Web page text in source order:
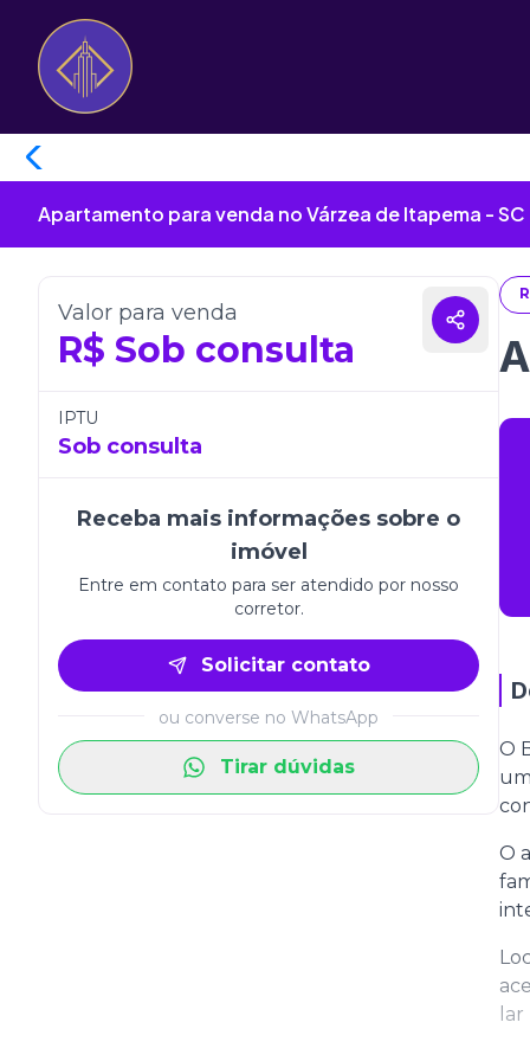
Apartamento para venda no Várzea de Itapema - SC
Valor para venda
R$ Sob consulta
IPTU
Sob consulta
Receba mais informações sobre o
imóvel
Entre em contato para ser atendido por nosso
corretor.
Solicitar contato
ou converse no WhatsApp
Tirar dúvidas
O
O